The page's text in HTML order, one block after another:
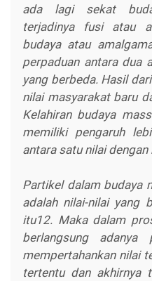
ada lagi sekat
terjadinya fusi atau
budaya atau
perpaduan antara dua
yang berbeda. Hasil
nilai masyarakat baru
Kelahiran budaya
memiliki pengaruh
antara satu nilai dengan
Partikel dalam budaya
adalah nilai-nilai yang
itu12. Maka dalam
berlangsung adanya
mempertahankan nilai
tertentu dan akhirnya